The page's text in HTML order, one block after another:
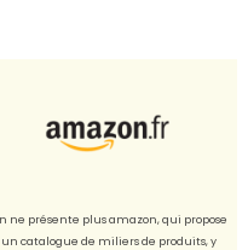
ne présente plus amazon, qui propose
un catalogue de miliers de produits, y